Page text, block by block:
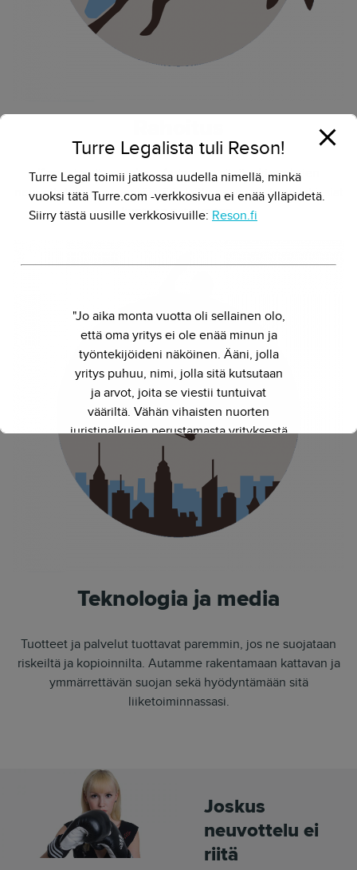
Kasvu tarvitsee rahaa. Autamme sijoituskierroksien
neuvotteluissa, paperitöissä ja laittamaan yrityksen lakiasiat
kuntoon niitä varten.
Teknologia ja media
Tuotteet ja palvelut tuottavat paremmin, jos ne suojataan
riskeiltä ja kopioinnilta. Autamme rakentamaan kattavan ja
ymmärrettävän suojan sekä hyödyntämään sitä
liiketoiminnassasi.
Joskus
neuvottelu ei
riitä
Turre Legalista tuli Reson!
Turre Legal toimii jatkossa uudella nimellä, minkä
vuoksi tätä Turre.com -verkkosivua ei enää ylläpidetä.
Siirry tästä uusille verkkosivuille: Reson.fi
"Jo aika monta vuotta oli sellainen olo,
että oma yritys ei ole enää minun ja
työntekijöideni näköinen. Ääni, jolla
yritys puhuu, nimi, jolla sitä kutsutaan
ja arvot, joita se viestii tuntuivat
vääriltä. Vähän vihaisten nuorten
juristinalkujen perustamasta yrityksestä
on kasvanut kokenut ja
näkemyksellinen asiantuntijayritys.
Siksi julkaisimme uuden nimen ja
verkkosivun. Out with the old - in with
the new."